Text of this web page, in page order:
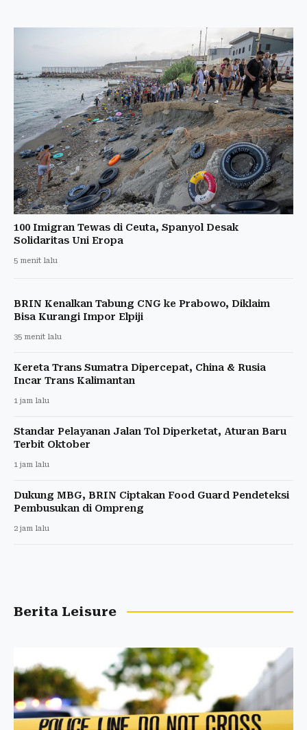
100 Imigran Tewas di Ceuta, Spanyol Desak
Solidaritas Uni Eropa
5 menit lalu
BRIN Kenalkan Tabung CNG ke Prabowo, Diklaim
Bisa Kurangi Impor Elpiji
35 menit lalu
Kereta Trans Sumatra Dipercepat, China & Rusia
Incar Trans Kalimantan
1 jam lalu
Standar Pelayanan Jalan Tol Diperketat, Aturan Baru
Terbit Oktober
1 jam lalu
Dukung MBG, BRIN Ciptakan Food Guard Pendeteksi
Pembusukan di Ompreng
2 jam lalu
Berita Leisure